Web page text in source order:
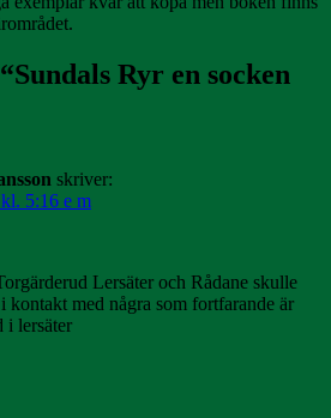
Sundals Ryr en socken
skriver:
5:16 e m
Lersäter och Rådane skulle
kontakt med några som fortfarande är
i lersäter